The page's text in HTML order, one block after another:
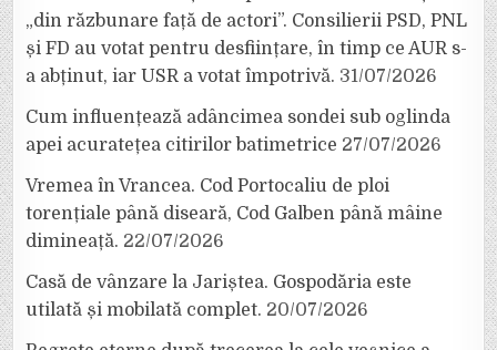
„din răzbunare față de actori”. Consilierii PSD, PNL
și FD au votat pentru desființare, în timp ce AUR s-
a abținut, iar USR a votat împotrivă. 31/07/2026
Cum influențează adâncimea sondei sub oglinda
apei acuratețea citirilor batimetrice 27/07/2026
Vremea în Vrancea. Cod Portocaliu de ploi
torențiale până diseară, Cod Galben până mâine
dimineață. 22/07/2026
Casă de vânzare la Jariștea. Gospodăria este
utilată și mobilată complet. 20/07/2026